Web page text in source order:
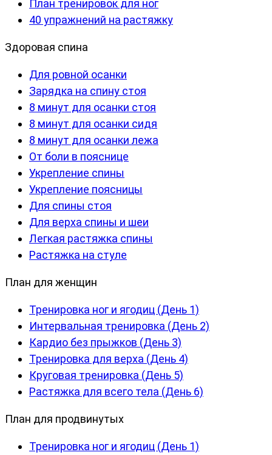
План тренировок для ног
40 упражнений на растяжку
Здоровая спина
Для ровной осанки
Зарядка на спину стоя
8 минут для осанки стоя
8 минут для осанки сидя
8 минут для осанки лежа
От боли в пояснице
Укрепление спины
Укрепление поясницы
Для спины стоя
Для верха спины и шеи
Легкая растяжка спины
Растяжка на стуле
План для женщин
Тренировка ног и ягодиц (День 1)
Интервальная тренировка (День 2)
Кардио без прыжков (День 3)
Тренировка для верха (День 4)
Круговая тренировка (День 5)
Растяжка для всего тела (День 6)
План для продвинутых
Тренировка ног и ягодиц (День 1)